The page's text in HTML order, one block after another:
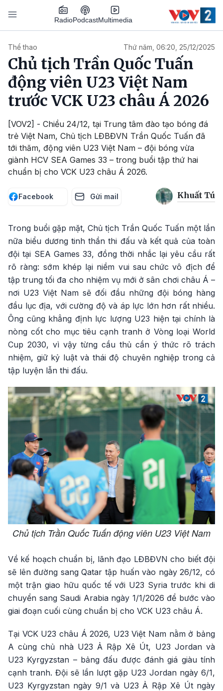
Nhảy đến nội dung
RadioPodcastMultimedia
Thể thao Thứ năm, 06:20, 25/12/2025
Chủ tịch Trần Quốc Tuấn
động viên U23 Việt Nam
trước VCK U23 châu Á 2026
[VOV2] - Chiều 24/12, tại Trung tâm đào tạo bóng đá
trẻ Việt Nam, Chủ tịch LĐBĐVN Trần Quốc Tuấn đã
tới thăm, động viên U23 Việt Nam – đội bóng vừa
giành HCV SEA Games 33 – trong buổi tập thứ hai
chuẩn bị cho VCK U23 châu Á 2026.
Facebook Gửi mail Khuất Tú
Trong buổi gặp mặt, Chủ tịch Trần Quốc Tuấn một lần
nữa biểu dương tinh thần thi đấu và kết quả của toàn
đội tại SEA Games 33, đồng thời nhắc lại yêu cầu rất
rõ ràng: sớm khép lại niềm vui sau chức vô địch để
tập trung tối đa cho nhiệm vụ mới ở sân chơi châu Á –
nơi U23 Việt Nam sẽ đối đầu những đội bóng hàng
đầu lục địa, với cường độ và áp lực lớn hơn rất nhiều.
Ông cũng khẳng định lực lượng U23 hiện tại chính là
nòng cốt cho mục tiêu cạnh tranh ở Vòng loại World
Cup 2030, vì vậy từng cầu thủ cần ý thức rõ trách
nhiệm, giữ kỷ luật và thái độ chuyên nghiệp trong cả
tập luyện lẫn thi đấu.
Chủ tịch Trần Quốc Tuấn động viên U23 Việt Nam
Về kế hoạch chuẩn bị, lãnh đạo LĐBĐVN cho biết đội
sẽ lên đường sang Qatar tập huấn vào ngày 26/12, có
một trận giao hữu quốc tế với U23 Syria trước khi di
chuyển sang Saudi Arabia ngày 1/1/2026 để bước vào
giai đoạn cuối cùng chuẩn bị cho VCK U23 châu Á.
Tại VCK U23 châu Á 2026, U23 Việt Nam nằm ở bảng
A cùng chủ nhà U23 Ả Rập Xê Út, U23 Jordan và
U23 Kyrgyzstan – bảng đấu được đánh giá giàu tính
cạnh tranh. Đội sẽ lần lượt gặp U23 Jordan ngày 6/1,
U23 Kyrgyzstan ngày 9/1 và U23 Ả Rập Xê Út ngày